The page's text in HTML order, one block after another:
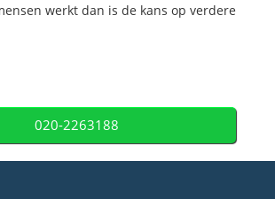
werkt dan is de kans op verdere
020-2263188